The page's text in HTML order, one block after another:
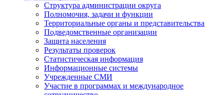
Структура администрации округа
Полномочия, задачи и функции
Территориальные органы и представительства
Подведомственные организации
Защита населения
Результаты проверок
Статистическая информация
Информационные системы
Учрежденные СМИ
Участие в программах и международное